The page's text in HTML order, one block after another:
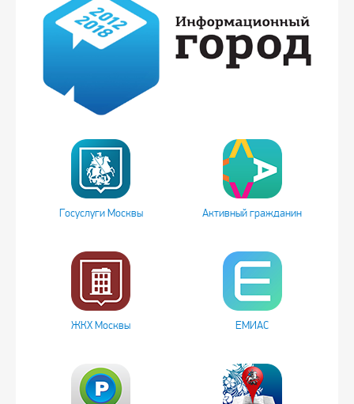
Госуслуги Москвы Активный гражданин
ЖКХ Москвы ЕМИАС